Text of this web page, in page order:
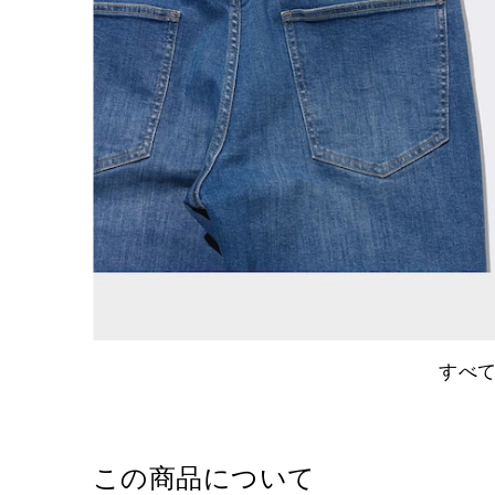
すべ
この商品について